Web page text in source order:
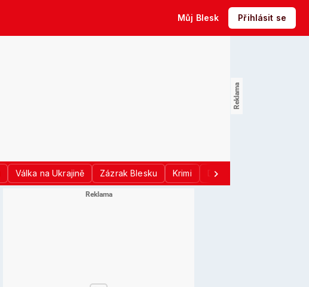
Můj Blesk Přihlásit se
Válka na Ukrajině Zázrak Blesku Krimi Donald Trump